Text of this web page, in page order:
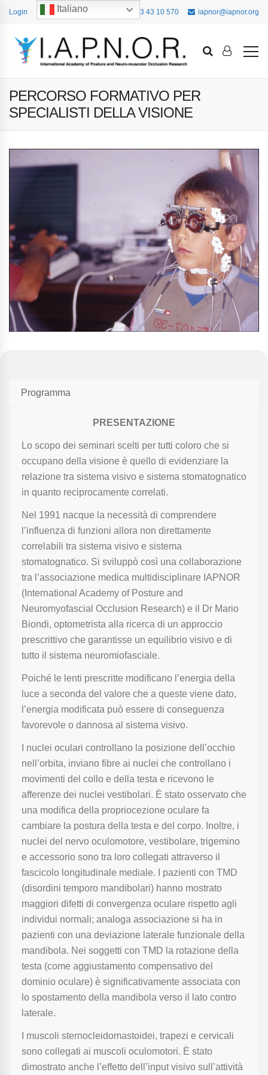
Login Italiano +39 393 43 10 570 iapnor@iapnor.org
PERCORSO FORMATIVO PER
SPECIALISTI DELLA VISIONE
Programma
PRESENTAZIONE
Lo scopo dei seminari scelti per tutti coloro che si
occupano della visione è quello di evidenziare la
relazione tra sistema visivo e sistema stomatognatico
in quanto reciprocamente correlati.
Nel 1991 nacque la necessità di comprendere
l’influenza di funzioni allora non direttamente
correlabili tra sistema visivo e sistema
stomatognatico. Si sviluppò così una collaborazione
tra l’associazione medica multidisciplinare IAPNOR
(International Academy of Posture and
Neuromyofascial Occlusion Research) e il Dr Mario
Biondi, optometrista alla ricerca di un approccio
prescrittivo che garantisse un equilibrio visivo e di
tutto il sistema neuromiofasciale.
Poiché le lenti prescritte modificano l’energia della
luce a seconda del valore che a queste viene dato,
l’energia modificata può essere di conseguenza
favorevole o dannosa al sistema visivo.
I nuclei oculari controllano la posizione dell’occhio
nell’orbita, inviano fibre ai nuclei che controllano i
movimenti del collo e della testa e ricevono le
afferenze dei nuclei vestibolari. È stato osservato che
una modifica della propriocezione oculare fa
cambiare la postura della testa e del corpo. Inoltre, i
nuclei del nervo oculomotore, vestibolare, trigemino
e accessorio sono tra loro collegati attraverso il
fascicolo longitudinale mediale. I pazienti con TMD
(disordini temporo mandibolari) hanno mostrato
maggiori difetti di convergenza oculare rispetto agli
individui normali; analoga associazione si ha in
pazienti con una deviazione laterale funzionale della
mandibola. Nei soggetti con TMD la rotazione della
testa (come aggiustamento compensativo del
dominio oculare) è significativamente associata con
lo spostamento della mandibola verso il lato contro
laterale.
I muscoli sternocleidomastoidei, trapezi e cervicali
sono collegati ai muscoli oculomotori. È stato
dimostrato anche l’effetto dell’input visivo sull’attività